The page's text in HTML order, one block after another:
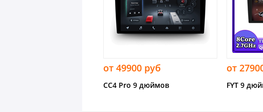
от 49900 руб
CC4 Pro 9 дюймов
от
FYT 9